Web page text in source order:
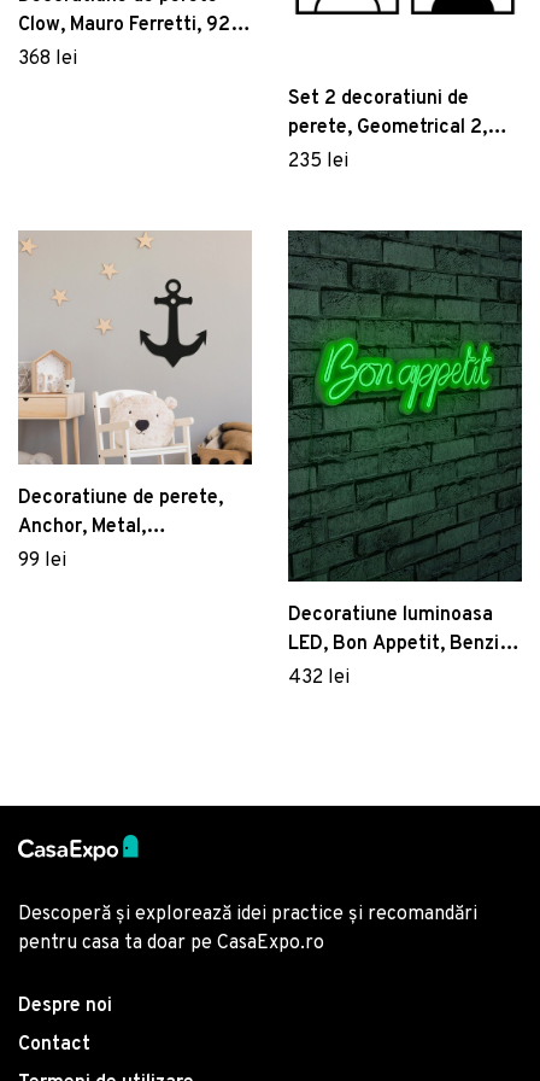
Clow, Mauro Ferretti, 92.1
x 51.4 cm, fier, multicolor
368 lei
Set 2 decoratiuni de
perete, Geometrical 2,
Tanelorn, 86x52 cm,
235 lei
Decoratiune de perete,
Anchor, Metal,
Dimensiune: 36 x 50 cm,
99 lei
Decoratiune luminoasa
LED, Bon Appetit, Benzi
flexibile de neon, DC 12 V,
432 lei
Descoperă și explorează idei practice și recomandări
pentru casa ta doar pe CasaExpo.ro
Despre noi
Contact